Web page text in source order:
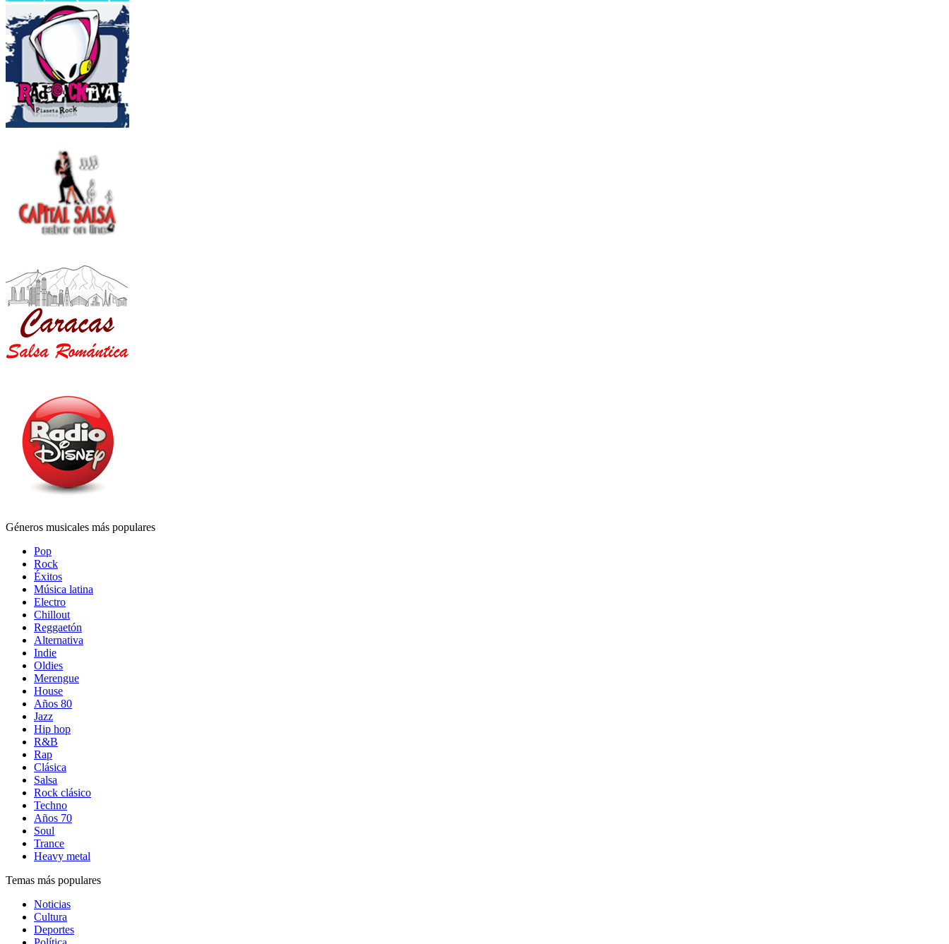
Géneros musicales más populares
Pop
Rock
Éxitos
Música latina
Electro
Chillout
Reggaetón
Alternativa
Indie
Oldies
Merengue
House
Años 80
Jazz
Hip hop
R&B
Rap
Clásica
Salsa
Rock clásico
Techno
Años 70
Soul
Trance
Heavy metal
Temas más populares
Noticias
Cultura
Deportes